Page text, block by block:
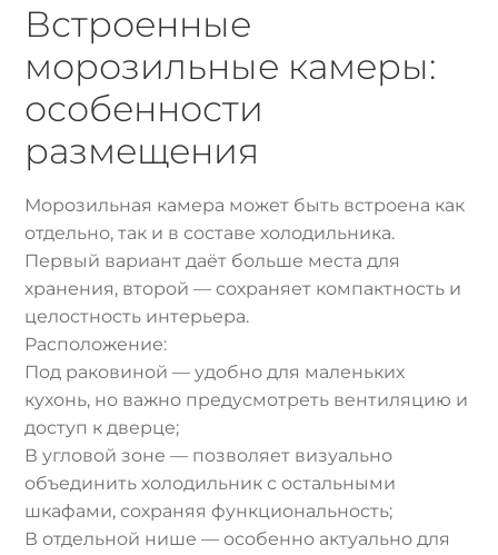
Встроенные
морозильные камеры:
особенности
размещения
Морозильная камера может быть встроена как
отдельно, так и в составе холодильника.
Первый вариант даёт больше места для
хранения, второй — сохраняет компактность и
целостность интерьера.
Расположение:
Под раковиной — удобно для маленьких
кухонь, но важно предусмотреть вентиляцию и
доступ к дверце;
В угловой зоне — позволяет визуально
объединить холодильник с остальными
шкафами, сохраняя функциональность;
В отдельной нише — особенно актуально для